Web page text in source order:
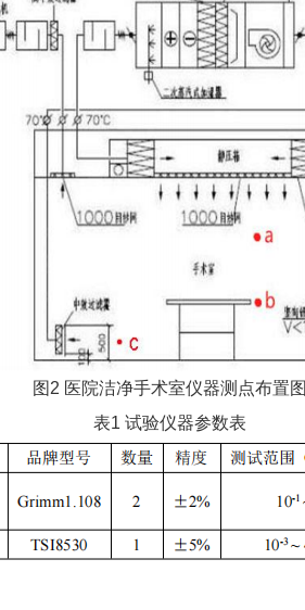
图2 医院洁净手术室仪器测点布置图
表1 试验仪器参数表